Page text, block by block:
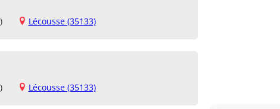
Lécousse (35133)
Lécousse (35133)